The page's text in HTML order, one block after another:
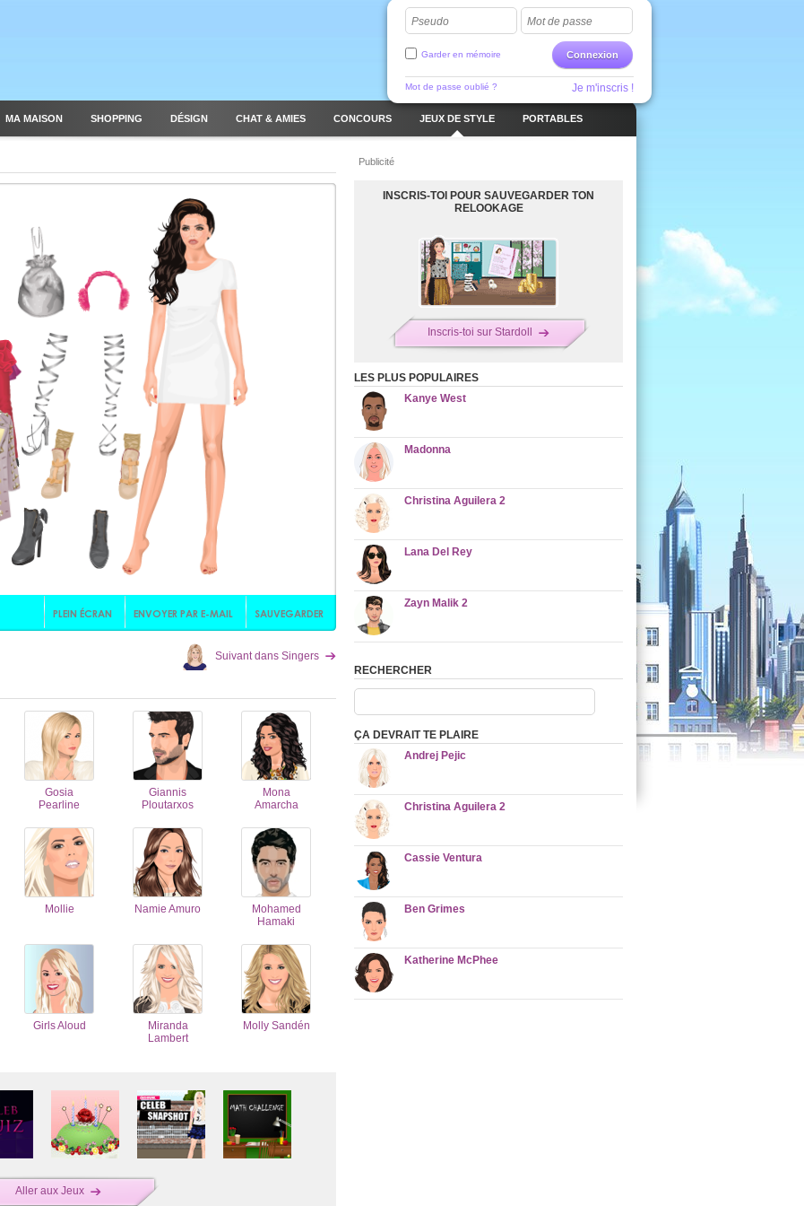
Pseudo Mot de passe
Connexion
Garder en mémoire
Mot de passe oublié ? Je m'inscris !
MA MAISON SHOPPING DÉSIGN CHAT & AMIES CONCOURS JEUX DE STYLE PORTABLES
Suivant dans Singers
Gosia
Pearline
Giannis
Ploutarxos
Mona
Amarcha
Mollie Namie Amuro
Mohamed
Hamaki
Girls Aloud
Miranda
Lambert
Molly Sandén
Aller aux Jeux
Publicité
INSCRIS-TOI POUR SAUVEGARDER TON
RELOOKAGE
Inscris-toi sur Stardoll
LES PLUS POPULAIRES
Kanye West
Madonna
Christina Aguilera 2
Lana Del Rey
Zayn Malik 2
RECHERCHER
ÇA DEVRAIT TE PLAIRE
Andrej Pejic
Christina Aguilera 2
Cassie Ventura
Ben Grimes
Katherine McPhee